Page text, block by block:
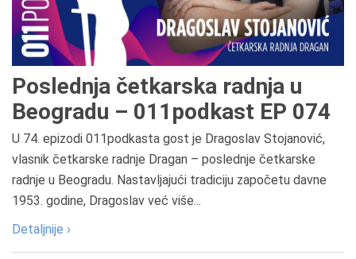
Poslednja četkarska radnja u
Beogradu – 011podkast EP 074
U 74. epizodi 011podkasta gost je Dragoslav Stojanović,
vlasnik četkarske radnje Dragan – poslednje četkarske
radnje u Beogradu. Nastavljajući tradiciju započetu davne
1953. godine, Dragoslav već više...
Detaljnije ›